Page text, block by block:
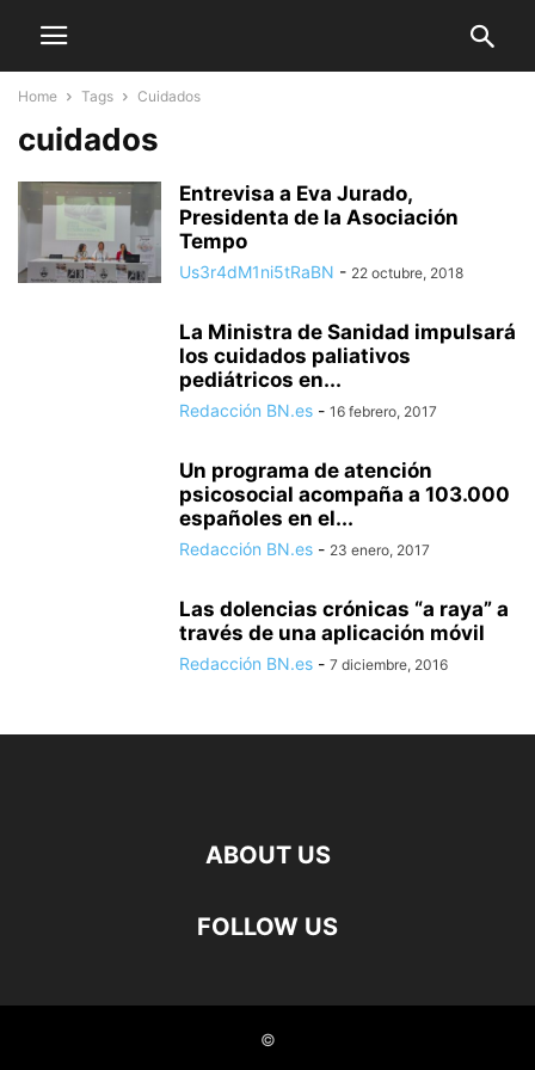
Home Tags Cuidados
cuidados
Entrevisa a Eva Jurado,
Presidenta de la Asociación
Tempo
Us3r4dM1ni5tRaBN - 22 octubre, 2018
La Ministra de Sanidad impulsará
los cuidados paliativos
pediátricos en...
Redacción BN.es - 16 febrero, 2017
Un programa de atención
psicosocial acompaña a 103.000
españoles en el...
Redacción BN.es - 23 enero, 2017
Las dolencias crónicas “a raya” a
través de una aplicación móvil
Redacción BN.es - 7 diciembre, 2016
ABOUT US
FOLLOW US
©